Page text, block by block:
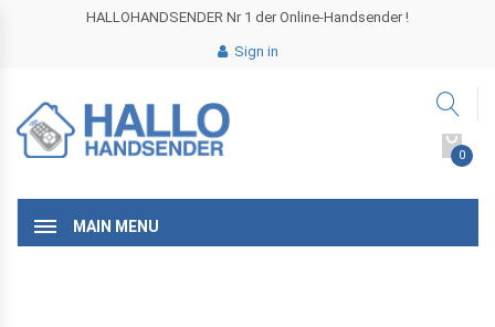
HALLOHANDSENDER Nr 1 der Online-Handsender !
Sign in
0
MAIN MENU